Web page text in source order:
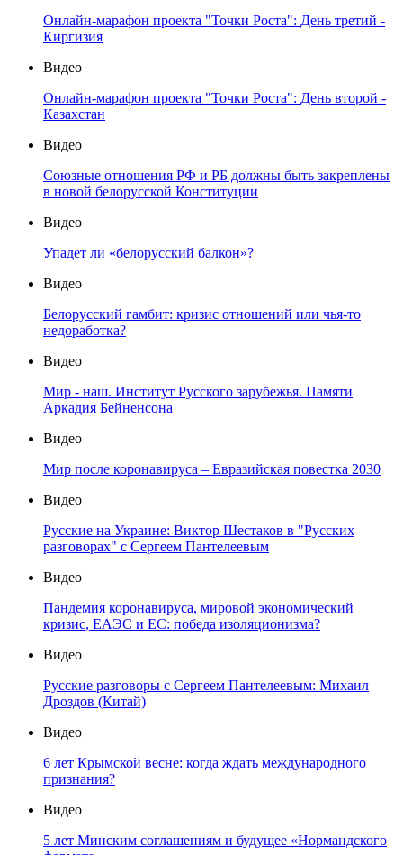
Онлайн-марафон проекта "Точки Роста": День третий -
Киргизия
Видео
Онлайн-марафон проекта "Точки Роста": День второй -
Казахстан
Видео
Союзные отношения РФ и РБ должны быть закреплены
в новой белорусской Конституции
Видео
Упадет ли «белорусский балкон»?
Видео
Белорусский гамбит: кризис отношений или чья-то
недоработка?
Видео
Мир - наш. Институт Русского зарубежья. Памяти
Аркадия Бейненсона
Видео
Мир после коронавируса – Евразийская повестка 2030
Видео
Русские на Украине: Виктор Шестаков в "Русских
разговорах" с Сергеем Пантелеевым
Видео
Пандемия коронавируса, мировой экономический
кризис, ЕАЭС и ЕС: победа изоляционизма?
Видео
Русские разговоры с Сергеем Пантелеевым: Михаил
Дроздов (Китай)
Видео
6 лет Крымской весне: когда ждать международного
признания?
Видео
5 лет Минским соглашениям и будущее «Нормандского